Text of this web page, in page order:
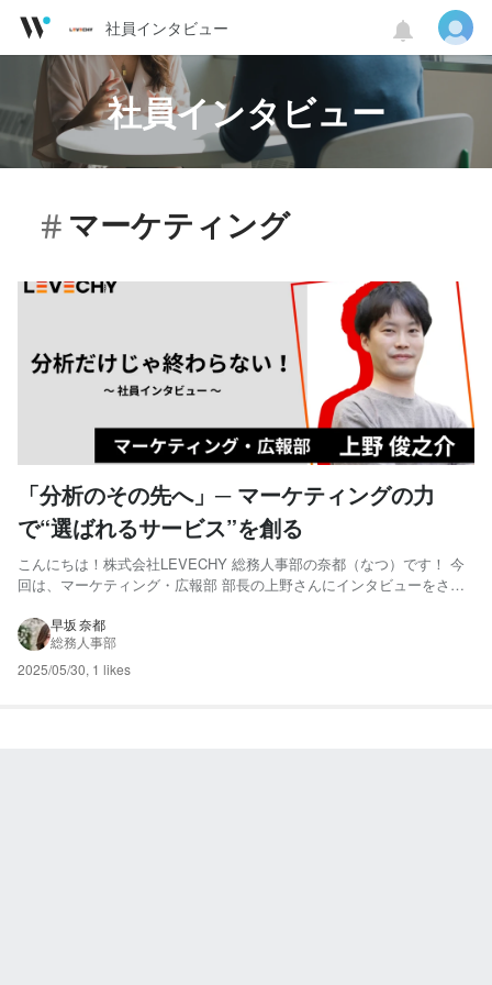
社員インタビュー
社員インタビュー
マーケティング
「分析のその先へ」─ マーケティングの力
で“選ばれるサービス”を創る
こんにちは！株式会社LEVECHY 総務人事部の奈都（なつ）です！ 今
回は、マーケティング・広報部 部長の上野さんにインタビューをさせ
と感じる記事となっています！ 是非、最後まで読んでいただけますと
早坂 奈都
総務人事部
2025/05/30, 1 likes